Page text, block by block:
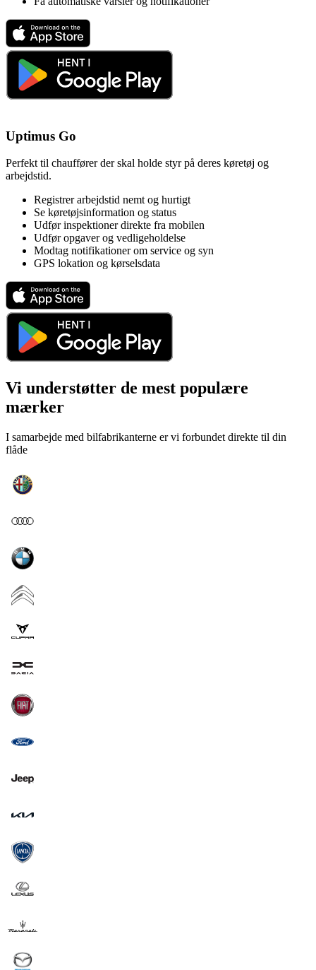
Uptimus Go
Perfekt til chauffører der skal holde styr på deres køretøj og
arbejdstid.
Registrer arbejdstid nemt og hurtigt
Se køretøjsinformation og status
Udfør inspektioner direkte fra mobilen
Udfør opgaver og vedligeholdelse​
Modtag notifikationer om service og syn
GPS lokation og kørselsdata
Vi understøtter de mest populære
mærker
I samarbejde med bilfabrikanterne er vi forbundet direkte til din
flåde